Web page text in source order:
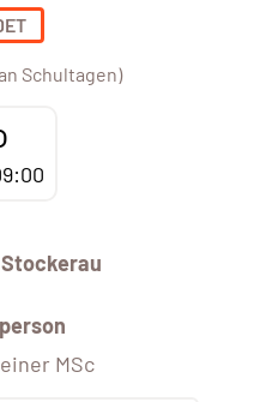
Schultagen)
Stockerau
MSc